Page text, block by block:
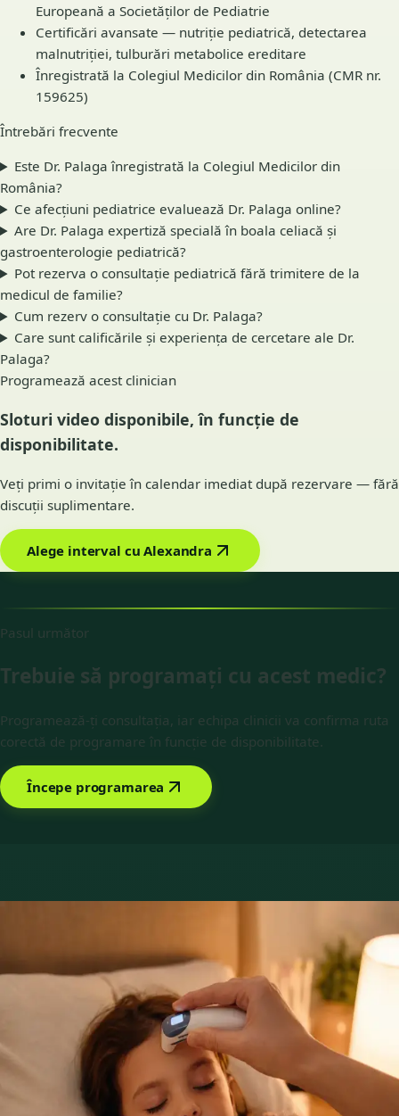
Europeană a Societăților de Pediatrie
Certificări avansate — nutriție pediatrică, detectarea
malnutriției, tulburări metabolice ereditare
Înregistrată la Colegiul Medicilor din România (CMR nr.
159625)
Întrebări frecvente
Este Dr. Palaga înregistrată la Colegiul Medicilor din
România?
Ce afecțiuni pediatrice evaluează Dr. Palaga online?
Are Dr. Palaga expertiză specială în boala celiacă și
gastroenterologie pediatrică?
Pot rezerva o consultație pediatrică fără trimitere de la
medicul de familie?
Cum rezerv o consultație cu Dr. Palaga?
Care sunt calificările și experiența de cercetare ale Dr.
Palaga?
Programează acest clinician
Sloturi video disponibile, în funcție de
disponibilitate.
Veți primi o invitație în calendar imediat după rezervare — fără
discuții suplimentare.
Alege interval cu Alexandra
Pasul următor
Trebuie să programați cu acest medic?
Programează-ți consultația, iar echipa clinicii va confirma ruta
corectă de programare în funcție de disponibilitate.
Începe programarea
Servicii oferite
Alege un serviciu pentru a vedea intervalele disponibile cu
Alexandra.